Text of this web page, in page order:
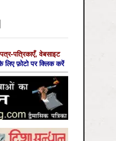
पत्रिकाएँ, वेबसाइट
लिए फ़ोटो पर क्लिक करें